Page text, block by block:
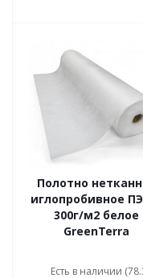
Полотно
иглопробивное
300г/м2 белое
GreenTerra
Есть в наличии